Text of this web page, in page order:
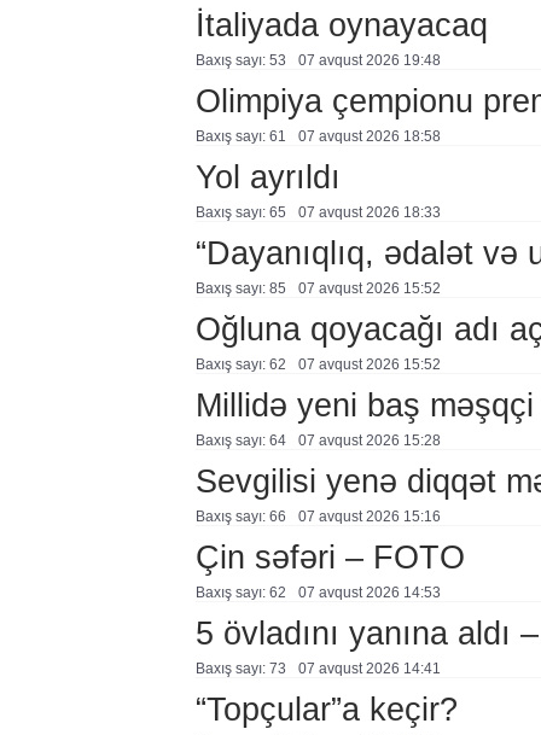
İtaliyada oynayacaq
Baxış sayı: 53 07 avqust 2026 19:48
Olimpiya çempionu
Baxış sayı: 61 07 avqust 2026 18:58
Yol ayrıldı
Baxış sayı: 65 07 avqust 2026 18:33
“Dayanıqlıq, ədalət
Baxış sayı: 85 07 avqust 2026 15:52
Oğluna qoyacağı adı
Baxış sayı: 62 07 avqust 2026 15:52
Millidə yeni baş məşqçi
Baxış sayı: 64 07 avqust 2026 15:28
Sevgilisi yenə diqqət
Baxış sayı: 66 07 avqust 2026 15:16
Çin səfəri – FOTO
Baxış sayı: 62 07 avqust 2026 14:53
5 övladını yanına aldı
Baxış sayı: 73 07 avqust 2026 14:41
“Topçular”a keçir?